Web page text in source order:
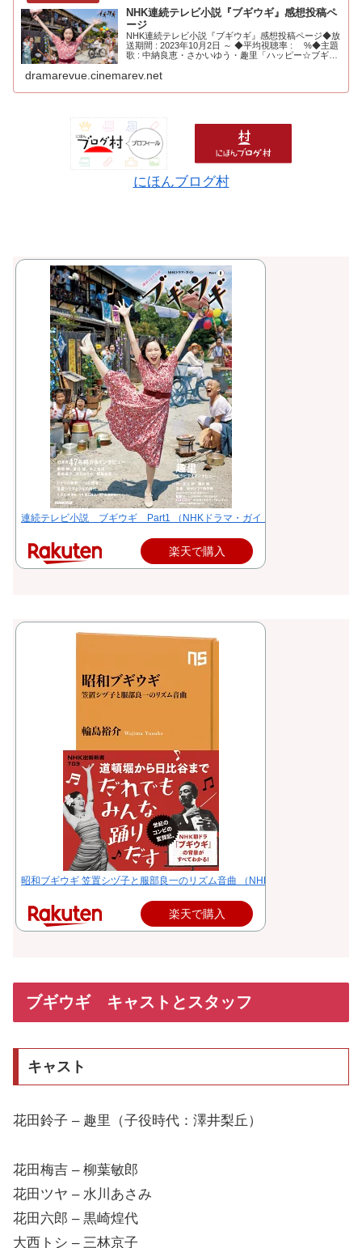
NHK連続テレビ小説『ブギウギ』感想投稿ペ
ージ
NHK連続テレビ小説『ブギウギ』感想投稿ページ◆放
送期間 : 2023年10月2日 ～ ◆平均視聴率 : %◆主題
歌 : 中納良恵・さかいゆう・趣里「ハッピー☆ブギ」
dramarevue.cinemarev.net
にほんブログ村
連続テレビ小説 ブギウギ Part1 （NHKドラマ・ガイド） [ 足立 紳 ]
楽天で購入
昭和ブギウギ 笠置シヅ子と服部良一のリズム音曲 （NHK出版新書 703 703
楽天で購入
ブギウギ キャストとスタッフ
キャスト
花田鈴子 – 趣里（子役時代：澤井梨丘）
花田梅吉 – 柳葉敏郎
花田ツヤ – 水川あさみ
花田六郎 – 黒崎煌代
大西トシ – 三林京子